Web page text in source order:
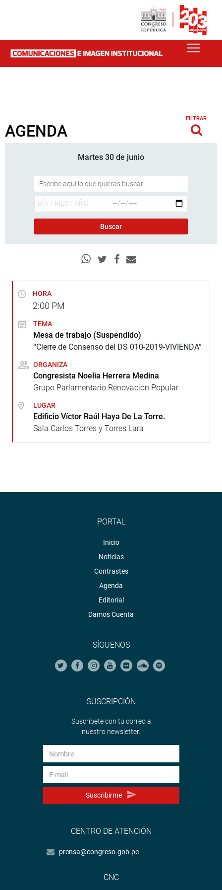
AGENDA
FILTRAR
Martes 30 de junio
HORA
2:00 PM
TEMA
Mesa de trabajo (Suspendido)
“Cierre de Consenso del DS 010-2019-VIVIENDA”
ORGANIZA
Congresista Noelia Herrera Medina
Grupo Parlamentario Renovación Popular
LUGAR
Edificio Víctor Raúl Haya De La Torre.
Sala Carlos Torres y Torres Lara
PORTAL
Inicio
Noticias
Contrastes
Agenda
Editorial
Damos Cuenta
SÍGUENOS
SUSCRIPCIÓN
Suscríbete con tu correo a
nuestro newsletter.
Suscribirme
CENTRO DE ATENCIÓN
prensa@congreso.gob.pe
CNC